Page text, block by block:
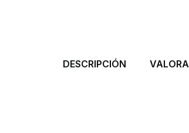
DESCRIPCIÓN